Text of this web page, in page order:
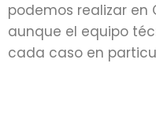
podemos realizar en
aunque el equipo
cada caso en